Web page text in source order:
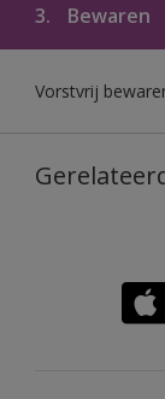
3. Bewaren
Vorstvrij